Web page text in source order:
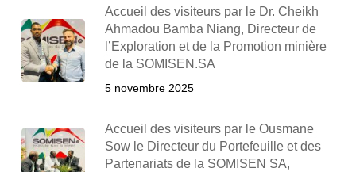
Accueil des visiteurs par le Dr. Cheikh
Ahmadou Bamba Niang, Directeur de
l’Exploration et de la Promotion minière
de la SOMISEN.SA
5 novembre 2025
Accueil des visiteurs par le Ousmane
Sow le Directeur du Portefeuille et des
Partenariats de la SOMISEN SA,